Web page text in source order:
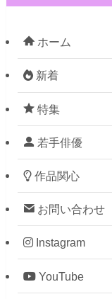
ホーム
新着
特集
若手俳優
作品関心
お問い合わせ
Instagram
YouTube